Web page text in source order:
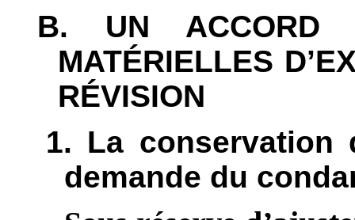
B. UN ACCORD
MATÉRIELLES
RÉVISION
1. La conservation
demande du